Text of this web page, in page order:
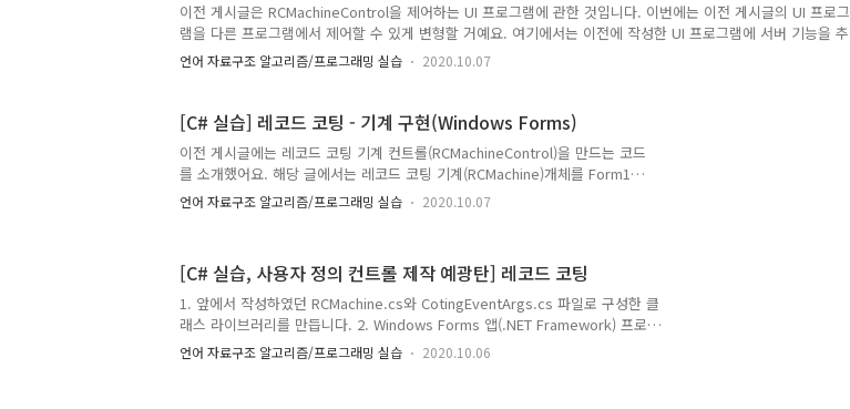
이전 게시글은 RCMachineControl을 제어하는 UI 프로그램에 관한 것입니다. 이번에는 이전 게시글의 UI 프로그
램을 다른 프로그램에서 제어할 수 있게 변형할 거예요. 여기에서는 이전에 작성한 UI 프로그램에 서버 기능을 추
가하여 레코드 코팅 기계라 말할게요. 그리고 클라이언트 기능과 함께 제어기도 함께 작성합니다. 통신으로 주고
받을 메시지 종류 Basic설정(1, 레코드 면적, 코팅 액 투입 구 반경, 스핀 스피드) 소스 레코드 추가(2, 개수,0,0)
폼에게 전달하기 위한 이벤트 인자 클래스와 대리자를 정의합니다. RecvPacketEventArgs.cs ..
언어 자료구조 알고리즘/프로그래밍 실습 2020.10.07
[C# 실습] 레코드 코팅 - 기계 구현(Windows Forms)
이전 게시글에는 레코드 코팅 기계 컨트롤(RCMachineControl)을 만드는 코드
를 소개했어요. 해당 글에서는 레코드 코팅 기계(RCMachine)개체를 Form1
Load시점에 하드코딩으로 만들어 컨트롤에 설정하고 가동하게 작성하였습니다.
이번에는 UI 컨트롤을 통해 레코드 코팅 기계 컨트롤을 제어하는 코드를 소개할
튼의 클릭 이벤트 핸들러를 추가한 후에 다음처럼 구현합니다. using
Microsoft.Win32; using RCMachineControlLib; using System; using
System.Windows...
언어 자료구조 알고리즘/프로그래밍 실습 2020.10.07
[C# 실습, 사용자 정의 컨트롤 제작 예광탄] 레코드 코팅
1. 앞에서 작성하였던 RCMachine.cs와 CotingEventArgs.cs 파일로 구성한 클
래스 라이브러리를 만듭니다. 2. Windows Forms 앱(.NET Framework) 프로젝
트("RCManchine_공장_예광탄")를 생성합니다. 3. 생성한 프로젝트에 사용자 정
의 컨트롤(Windows Forms)을 추가합니다. 파일명: RCMachineControl.cs 4.
언어 자료구조 알고리즘/프로그래밍 실습 2020.10.06